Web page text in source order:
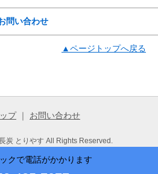
問い合わせ
▲ページトップへ戻る
プ｜ お問い合わせ
炭 とりやす All Rights Reserved.
クで電話がかかります